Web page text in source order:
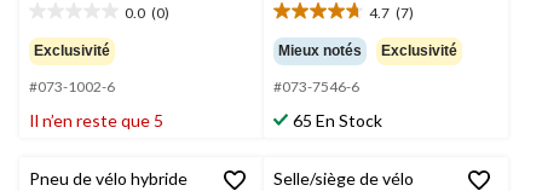
0.0 (0)
étoile(s)
sur
5.
Exclusivité
#073-1002-6
Il n’en reste que 5
4.7 (7)
4.7
étoile(s)
sur
5.
7
Mieux notés Exclusivité
#073-7546-6
65 En Stock
Pneu de vélo hybride
Selle/siège de vélo